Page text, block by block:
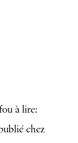
à lire:
chez